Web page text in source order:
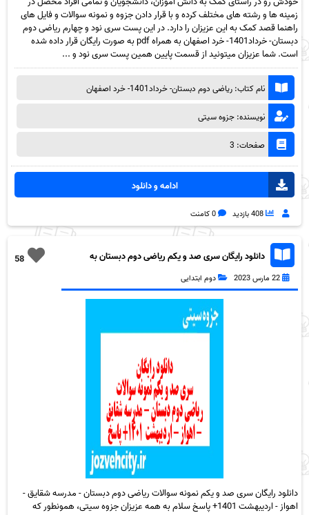
زمینه ها و رشته های مختلف کرده و با قرار دادن جزوه و نمونه سوالات و فایل های
راهنما قصد کمک به این عزیزان را دارد. در این پست سری نود و چهارم ریاضی دوم
دبستان- خرداد1401- خرد اصفهان به همراه pdf به صورت رایگان قرار داده شده
است. شما عزیزان میتونید از قسمت پایین همین پست سری نود و ...
نام کتاب: ریاضی دوم دبستان- خرداد1401- خرد اصفهان
نویسنده: جزوه سیتی
صفحات: 3
ادامه و دانلود
408 بازدید 0 کامنت
58
دانلود رایگان سری صد و یکم ریاضی دوم دبستان به
22 مارس 2023 دوم ابتدایی
دانلود رایگان سری صد و یکم نمونه سوالات ریاضی دوم دبستان - مدرسه شقایق -
اهواز - اردیبهشت 1401+ پاسخ سلام به همه عزیزان جزوه سیتی، همونطور که